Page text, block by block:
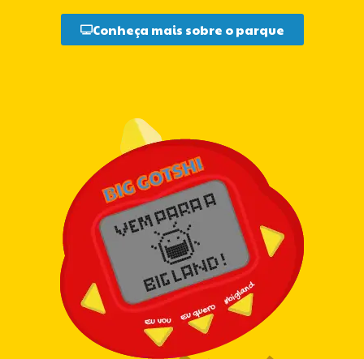
Conheça mais sobre o parque